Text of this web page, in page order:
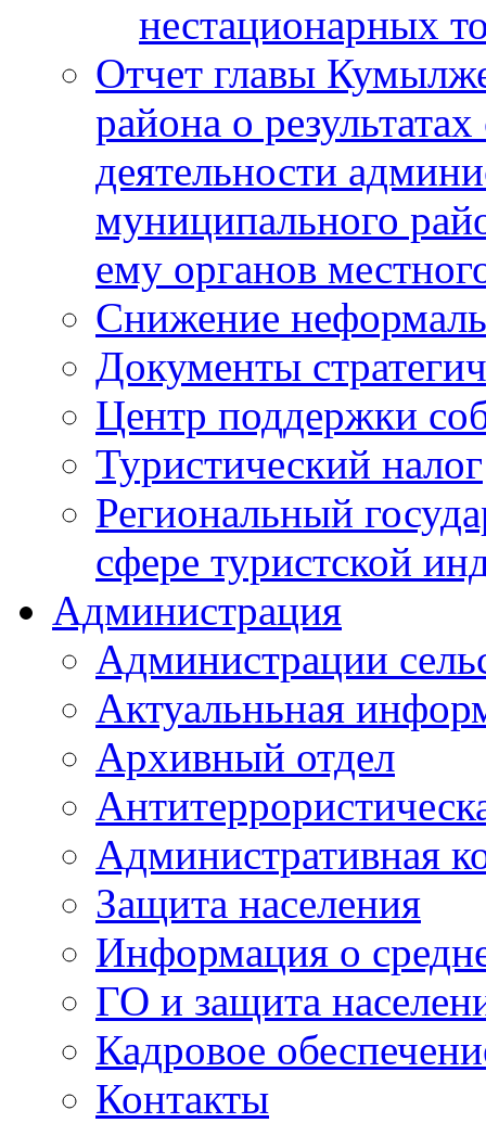
нестационарных
Отчет главы
района о
деятельности
муниципального
ему органов
Снижение
Документы
Центр поддержки
Туристический налог
Региональный
сфере туристской
Администрация
Администрации
Актуальньная
Архивный отдел
Административная
Защита населения
Информация о
ГО и защита
Кадровое
Контакты